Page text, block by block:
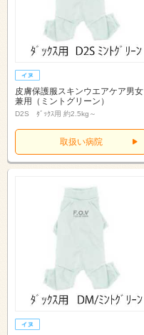
皮膚保護服スキンウエアケア男女
兼用（ミントグリーン）
D2S ﾀﾞｯｸｽ用 約2.5kg～
取扱い病院